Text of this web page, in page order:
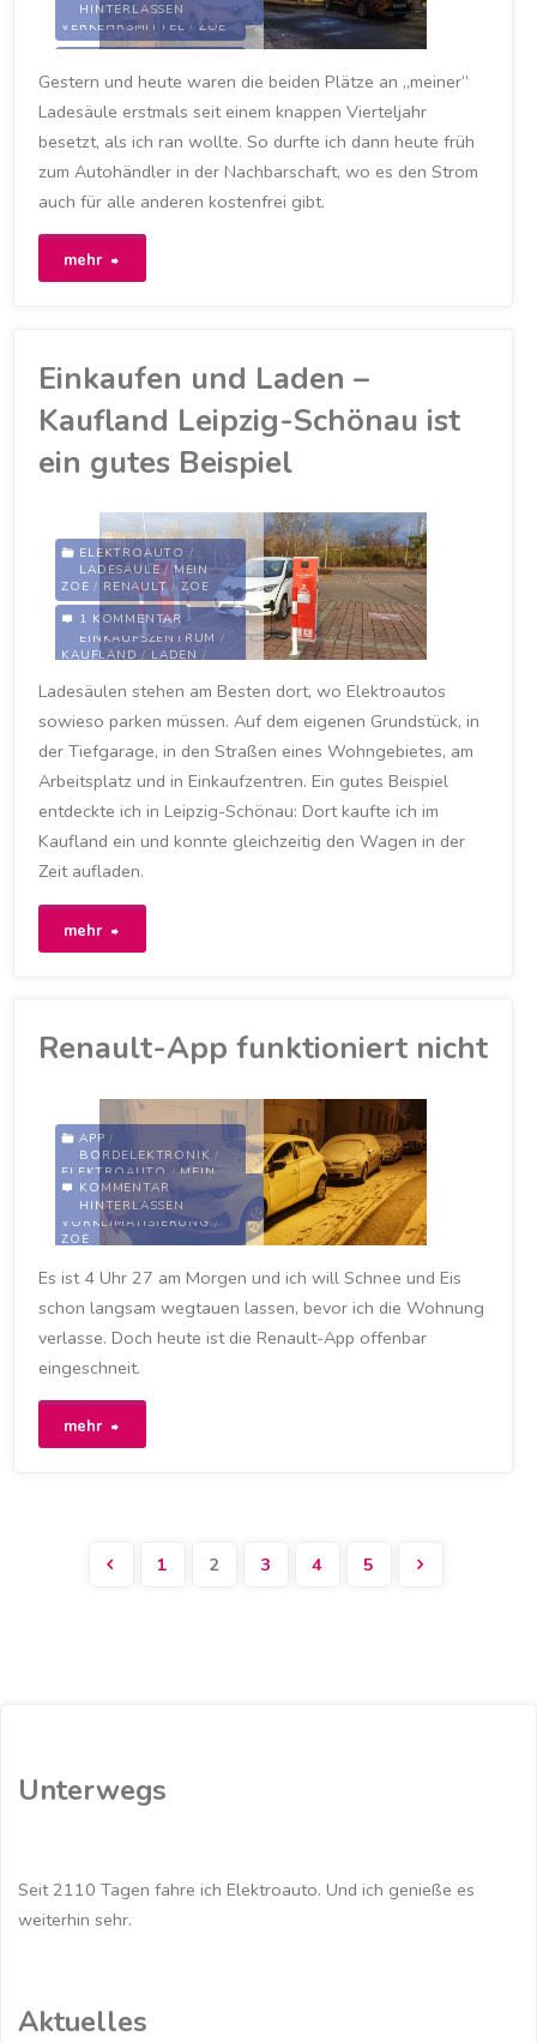
Umweltweltprämie"
STROMANBIETER /
VERKEHRSMITTEL / ZOE
LADESÄULE /LEIPZIG/
LEUTZSCH/MYZOE/
/STADTWERKE/
STADTWERKE LEIPZIG
TROM/ ZOE
HINTERLASSEN
Gestern und heute waren die beiden Plätze an „meiner“
Ladesäule erstmals seit einem knappen Vierteljahr
besetzt, als ich ran wollte. So durfte ich dann heute früh
zum Autohändler in der Nachbarschaft, wo es den Strom
auch für alle anderen kostenfrei gibt.
mehr
zum
auf
die
übernächste
Möglichkeit
Einkaufen und Laden –
Kaufland Leipzig-Schönau ist
ein gutes Beispiel
ELEKTROAUTO /
LADESÄULE / MEIN
ZOE / RENAULT / ZOE
EINKAUFEN/
EINKAUFSZENTRUM /
KAUFLAND / LADEN /
LADEVORGANG/LEIPZIG
SCHÖNAU/STROM/
SUPERMARKT
22. JANUAR 2021
1 KOMMENTAR
Ladesäulen stehen am Besten dort, wo Elektroautos
sowieso parken müssen. Auf dem eigenen Grundstück, in
der Tiefgarage, in den Straßen eines Wohngebietes, am
Arbeitsplatz und in Einkaufzentren. Ein gutes Beispiel
entdeckte ich in Leipzig-Schönau: Dort kaufte ich im
Kaufland ein und konnte gleichzeitig den Wagen in der
Zeit aufladen.
mehr
Kaufland
Leipzig-
Schönau
ein
gutes
Beispiel"
Renault-App funktioniert nicht
APP /
BORDELEKTRONIK /
ELEKTROAUTO / MEIN
ZOE / RENAULT /
VERKEHRSMITTEL
VORKLIMATISIERUNG /
ZOE
APP/EIS/
MY
ZOE /MYRENAULT-APP/
RENAULT ZOE/SCHNEE /
VORKLIMATISIERUNG
WETTER/WINTER
14. JANUAR 2021
KOMMENTAR
HINTERLASSEN
Es ist 4 Uhr 27 am Morgen und ich will Schnee und Eis
schon langsam wegtauen lassen, bevor ich die Wohnung
verlasse. Doch heute ist die Renault-App offenbar
eingeschneit.
mehr
nicht"1 2 3 4 5
Unterwegs
Seit 2110 Tagen fahre ich Elektroauto. Und ich genieße es
weiterhin sehr.
Aktuelles